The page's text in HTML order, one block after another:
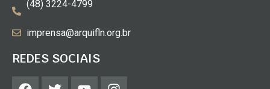
(48) 3224-4799
imprensa@arquifln.org.br
REDES SOCIAIS